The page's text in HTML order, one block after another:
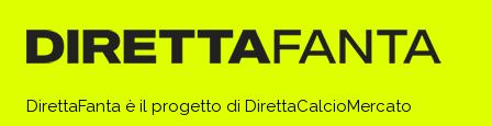
DirettaFanta è il progetto di DirettaCalcioMercato